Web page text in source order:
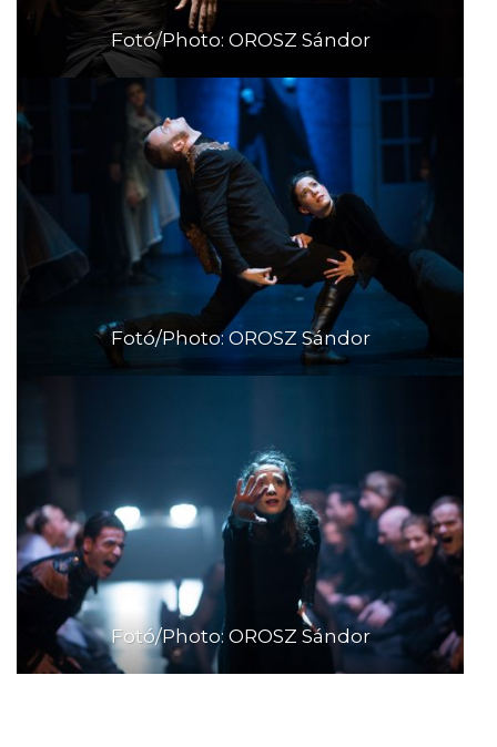
Fotó/Photo: OROSZ Sándor
Fotó/Photo: OROSZ Sándor
Fotó/Photo: OROSZ Sándor